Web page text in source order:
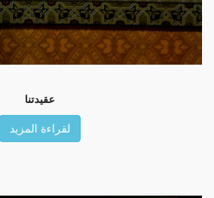
عقيدتنا
لقراءة المزيد